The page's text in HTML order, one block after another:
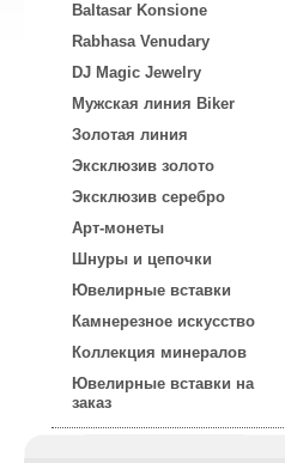
Baltasar Konsione
Rabhasa Venudary
DJ Magic Jewelry
Мужская линия Biker
Золотая линия
Эксклюзив золото
Эксклюзив серебро
Арт-монеты
Шнуры и цепочки
Ювелирные вставки
Камнерезное искусство
Коллекция минералов
Ювелирные вставки на
заказ